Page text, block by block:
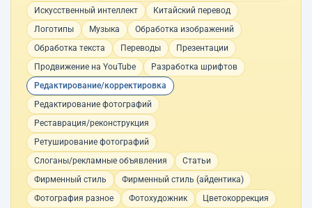
Искусственный интеллект
Китайский перевод
Логотипы
Музыка
Обработка изображений
Обработка текста
Переводы
Презентации
Продвижение на YouTube
Разработка шрифтов
Редактирование/корректировка
Редактирование фотографий
Реставрация/реконструкция
Ретуширование фотографий
Слоганы/рекламные объявления
Статьи
Фирменный стиль
Фирменный стиль (айдентика)
Фотография разное
Фотохудожник Цветокоррекция